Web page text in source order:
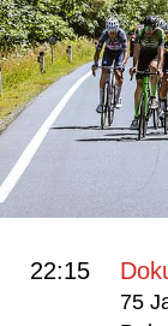
22:15
75